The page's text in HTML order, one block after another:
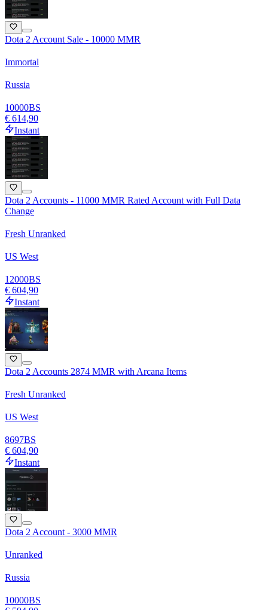
Dota 2 Account Sale - 10000 MMR
Immortal
Russia
10000BS
€ 614,90
Instant
Dota 2 Accounts - 11000 MMR Rated Account with Full Data
Change
Fresh Unranked
US West
12000BS
€ 604,90
Instant
Dota 2 Accounts 2874 MMR with Arcana Items
Fresh Unranked
US West
8697BS
€ 604,90
Instant
Dota 2 Account - 3000 MMR
Unranked
Russia
10000BS